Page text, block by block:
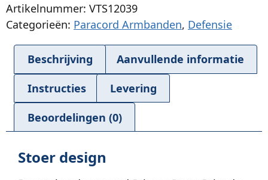
Artikelnummer: VTS12039
Categorieën: Paracord Armbanden, Defensie
Beschrijving Aanvullende informatie
Instructies Levering
Beoordelingen (0)
Stoer design